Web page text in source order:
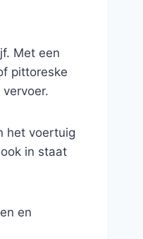
Met een
pittoreske
het voertuig
in staat
en